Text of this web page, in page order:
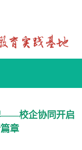
——校企协同开启
章